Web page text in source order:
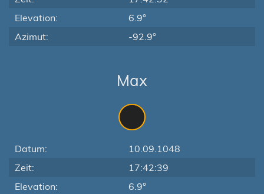
Elevation:
6.9°
Azimut:
-92.9°
Max
Datum:
10.09.1048
Zeit:
17:42:39
Elevation:
6.9°